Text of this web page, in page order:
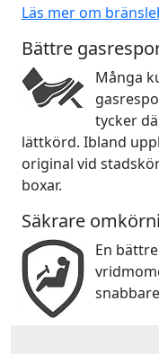
Läs mer om
Bättre
Många
tycker
lättkörd. Ibland
original vid
boxar.
Säkrare
En